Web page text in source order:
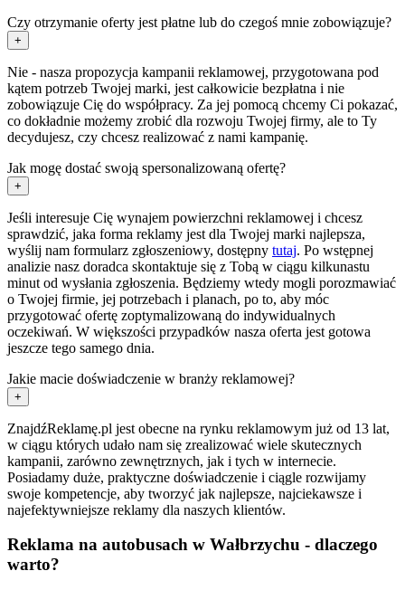
Czy otrzymanie oferty jest płatne lub do czegoś mnie zobowiązuje?
+
Nie - nasza propozycja kampanii reklamowej, przygotowana pod
kątem potrzeb Twojej marki, jest całkowicie bezpłatna i nie
zobowiązuje Cię do współpracy. Za jej pomocą chcemy Ci pokazać,
co dokładnie możemy zrobić dla rozwoju Twojej firmy, ale to Ty
decydujesz, czy chcesz realizować z nami kampanię.
Jak mogę dostać swoją spersonalizowaną ofertę?
+
Jeśli interesuje Cię wynajem powierzchni reklamowej i chcesz
sprawdzić, jaka forma reklamy jest dla Twojej marki najlepsza,
wyślij nam formularz zgłoszeniowy, dostępny tutaj. Po wstępnej
analizie nasz doradca skontaktuje się z Tobą w ciągu kilkunastu
minut od wysłania zgłoszenia. Będziemy wtedy mogli porozmawiać
o Twojej firmie, jej potrzebach i planach, po to, aby móc
przygotować ofertę zoptymalizowaną do indywidualnych
oczekiwań. W większości przypadków nasza oferta jest gotowa
jeszcze tego samego dnia.
Jakie macie doświadczenie w branży reklamowej?
+
ZnajdźReklamę.pl jest obecne na rynku reklamowym już od 13 lat,
w ciągu których udało nam się zrealizować wiele skutecznych
kampanii, zarówno zewnętrznych, jak i tych w internecie.
Posiadamy duże, praktyczne doświadczenie i ciągle rozwijamy
swoje kompetencje, aby tworzyć jak najlepsze, najciekawsze i
najefektywniejsze reklamy dla naszych klientów.
Reklama na autobusach w Wałbrzychu - dlaczego
warto?